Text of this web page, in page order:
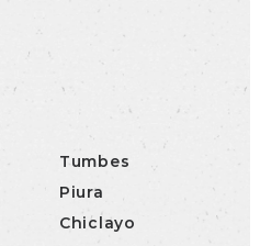
Tumbes
Piura
Chiclayo